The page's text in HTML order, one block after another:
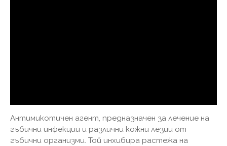
Антимикотичен агент, предназначен за лечение на
гъбични инфекции и различни кожни лезии от
гъбични организми. Той инхибира растежа на